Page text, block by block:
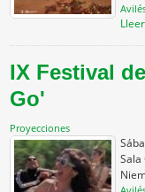
IX Festival
Go'
Proyecciones
Sala